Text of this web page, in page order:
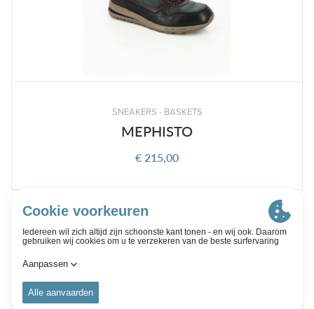
SNEAKERS - BASKETS
MEPHISTO
€ 215,00